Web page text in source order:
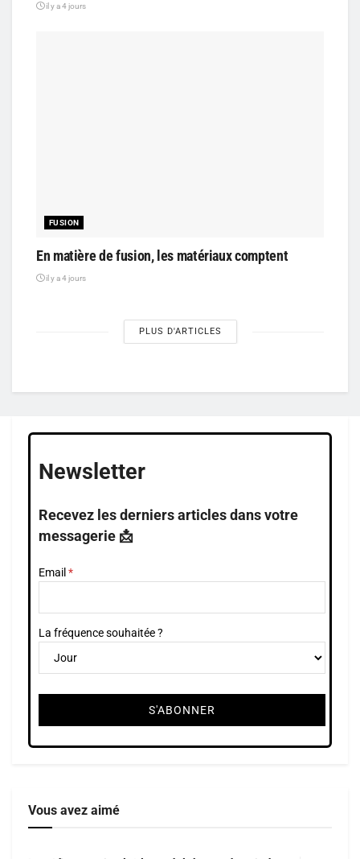
il y a 4 jours
FUSION
En matière de fusion, les matériaux comptent
il y a 4 jours
PLUS D'ARTICLES
Newsletter
Recevez les derniers articles dans votre
messagerie 📩
Email
La fréquence souhaitée ?
Vous avez aimé